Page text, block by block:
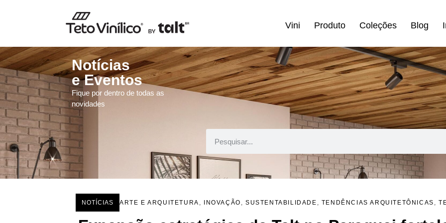
Vini Produto Coleções Blog
Notícias
e Eventos
Fique por dentro de todas as
novidades
NOTÍCIAS ARTE E ARQUITETURA , INOVAÇÃO ,SUSTENTABILIDADE , TENDÊNCIAS ARQUITETÔNICAS ,